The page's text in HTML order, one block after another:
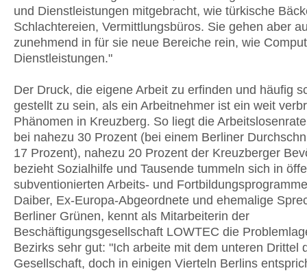
und Dienstleistungen mitgebracht, wie türkische
Schlachtereien, Vermittlungsbüros. Sie gehen aber
zunehmend in für sie neue Bereiche rein, wie
Dienstleistungen."
Der Druck, die eigene Arbeit zu erfinden und häufig
gestellt zu sein, als ein Arbeitnehmer ist ein weit
Phänomen in Kreuzberg. So liegt die
bei nahezu 30 Prozent (bei einem Berliner
17 Prozent), nahezu 20 Prozent der Kreuzberger
bezieht Sozialhilfe und Tausende tummeln sich in
subventionierten Arbeits- und
Daiber, Ex-Europa-Abgeordnete und ehemalige
Berliner Grünen, kennt als Mitarbeiterin der
Beschäftigungsgesellschaft LOWTEC die
Bezirks sehr gut: "Ich arbeite mit dem unteren Drittel
Gesellschaft, doch in einigen Vierteln Berlins